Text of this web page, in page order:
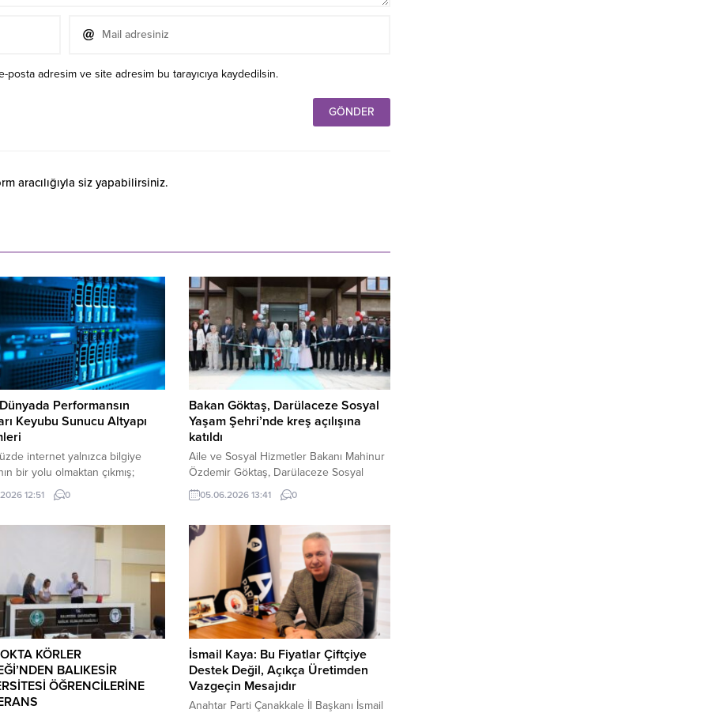
posta adresim ve site adresim bu tarayıcıya kaydedilsin.
aracılığıyla siz yapabilirsiniz.
Performansın
Keyubu Sunucu Altyapı
internet yalnızca bilgiye
bir yolu olmaktan çıkmış;
iletişimin, eğlencenin ve dijital
merkezine dönüşmüştür. Bu
geçen gün daha fazla
hizmet vermeye başlamıştır.
ve güvenlik gereksinimleri ise
altyapılarını vazgeçilmez
12:51 0
Bakan Göktaş, Darülaceze Sosyal
Yaşam Şehri’nde kreş açılışına
katıldı
Aile ve Sosyal Hizmetler Bakanı Mahinur
Özdemir Göktaş, Darülaceze Sosyal
Yaşam Şehri’nde açılışı yapılan kreşe
ilişkin, “Özellikle kuşaklar arası bağları
değerli buluyoruz. Yaşlılarımız,
çocuklarımızın sesleriyle daha huzurlu,
mutlu bir şekilde burada yaşamlarını
sürdürmeye devam edecek. Bu tür
çalışmaları Türkiye genelinde
yaygınlaştırmaya devam edeceğiz.”
dedi....
05.06.2026 13:41 0
KÖRLER
BALIKESİR
ÖĞRENCİLERİNE
İsmail Kaya: Bu Fiyatlar Çiftçiye
Destek Değil, Açıkça Üretimden
Vazgeçin Mesajıdır
Anahtar Parti Çanakkale İl Başkanı İsmail